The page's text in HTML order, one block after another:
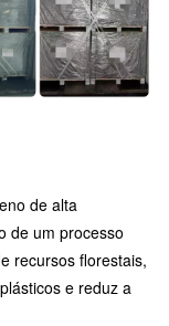
de alta
de um processo
recursos florestais,
e reduz a